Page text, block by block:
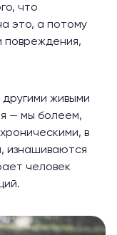
что
это, а потому
повреждения,
живыми
— мы болеем,
в
изнашиваются
человек